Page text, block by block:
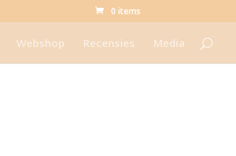
0 items
Webshop Recensies Media